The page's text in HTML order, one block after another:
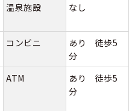
温泉施設 なし
コンビニ
あり 徒歩5
分
ATM
あり 徒歩5
分